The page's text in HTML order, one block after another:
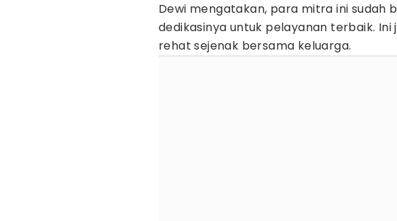
Dewi mengatakan, para mitra ini sudah
dedikasinya untuk pelayanan terbaik.
rehat sejenak bersama keluarga.